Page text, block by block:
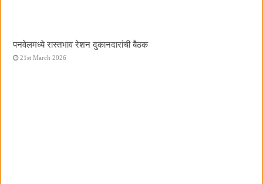
पनवेलमध्ये रास्तभाव रेशन दुकानदारांची बैठक
21st March 2026